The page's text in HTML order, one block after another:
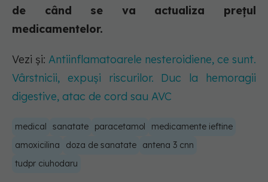
de când se va actualiza prețul
medicamentelor.
Vezi și: Antiinflamatoarele nesteroidiene, ce sunt.
Vârstnicii, expuși riscurilor. Duc la hemoragii
digestive, atac de cord sau AVC
medical sanatate paracetamol
medicamente ieftine
amoxicilina
doza de sanatate
antena 3 cnn
tudpr ciuhodaru